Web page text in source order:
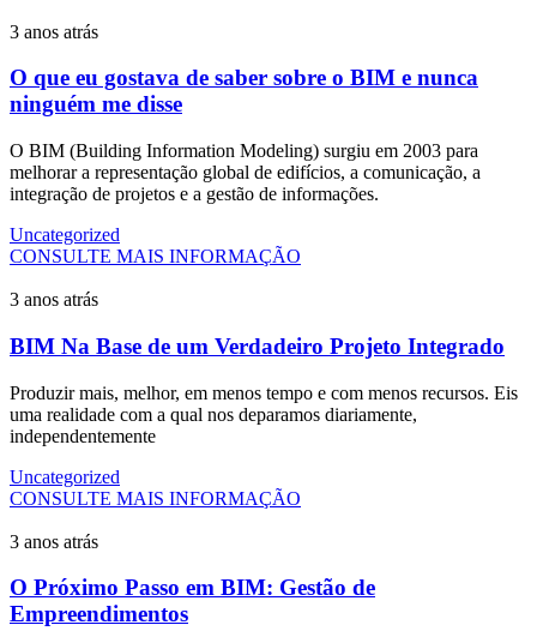
3 anos atrás
O que eu gostava de saber sobre o BIM e nunca
ninguém me disse
O BIM (Building Information Modeling) surgiu em 2003 para
melhorar a representação global de edifícios, a comunicação, a
integração de projetos e a gestão de informações.
Uncategorized
CONSULTE MAIS INFORMAÇÃO
3 anos atrás
BIM Na Base de um Verdadeiro Projeto Integrado
Produzir mais, melhor, em menos tempo e com menos recursos. Eis
uma realidade com a qual nos deparamos diariamente,
independentemente
Uncategorized
CONSULTE MAIS INFORMAÇÃO
3 anos atrás
O Próximo Passo em BIM: Gestão de
Empreendimentos